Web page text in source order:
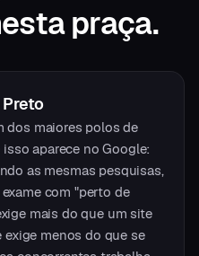
praça.
Preto
dos maiores polos de
aparece no Google:
as mesmas pesquisas,
com "perto de
mais do que um site
menos do que se